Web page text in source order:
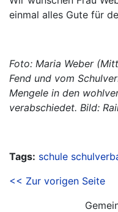
einmal alles Gute für
Foto: Maria Weber
Fend und vom
Mengele in den
verabschiedet. Bild:
Tags: schule
<< Zur vorigen Seite